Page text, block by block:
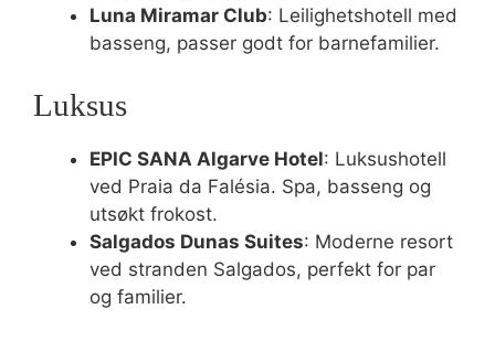
Luna Miramar Club: Leilighetshotell med
basseng, passer godt for barnefamilier.
Luksus
EPIC SANA Algarve Hotel: Luksushotell
ved Praia da Falésia. Spa, basseng og
utsøkt frokost.
Salgados Dunas Suites: Moderne resort
ved stranden Salgados, perfekt for par
og familier.